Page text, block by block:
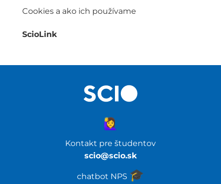
Cookies a ako ich používame
ScioLink
Kontakt pre študentov
scio@scio.sk
chatbot NPS 🎓️
🙋‍♀️